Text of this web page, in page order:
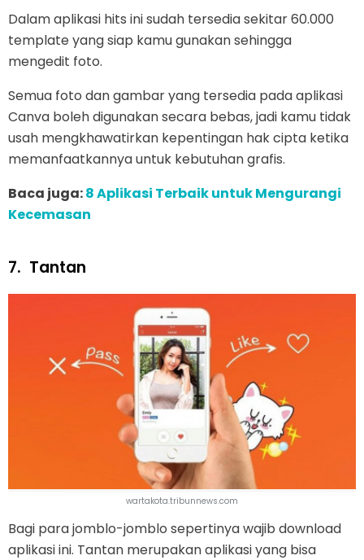
Dalam aplikasi hits ini sudah tersedia sekitar 60.000
template yang siap kamu gunakan sehingga
mengedit foto.
Semua foto dan gambar yang tersedia pada aplikasi
Canva boleh digunakan secara bebas, jadi kamu tidak
usah mengkhawatirkan kepentingan hak cipta ketika
memanfaatkannya untuk kebutuhan grafis.
Baca juga:8 Aplikasi Terbaik untuk Mengurangi
Kecemasan
7. Tantan
wartakota.tribunnews.com
Bagi para jomblo-jomblo sepertinya wajib download
aplikasi ini. Tantan merupakan aplikasi yang bisa